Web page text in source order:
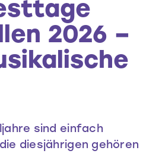
2026 –
sind einfach
diesjährigen gehören